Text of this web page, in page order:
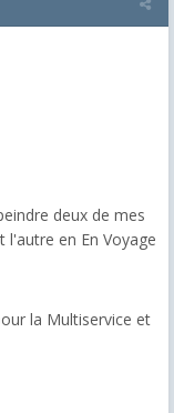
deux de mes
l'autre en En Voyage
la Multiservice et